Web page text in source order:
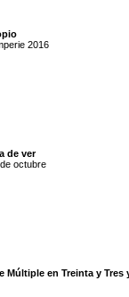
2016
de ver
octubre
Múltiple en Treinta y Tres